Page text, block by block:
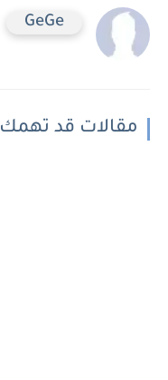
GeGe
مقالات قد تهمك